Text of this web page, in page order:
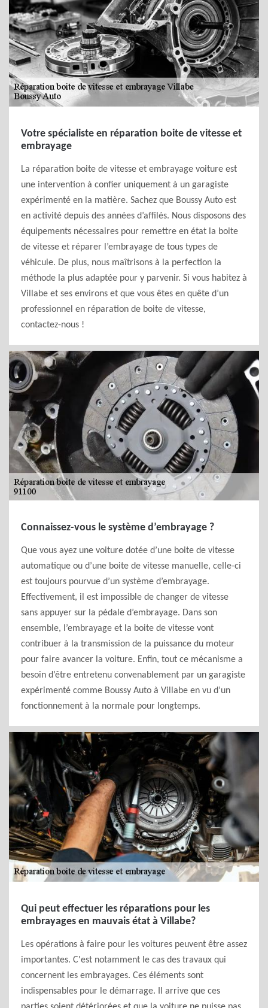
Votre spécialiste en réparation boite de vitesse et
embrayage
La réparation boite de vitesse et embrayage voiture est
une intervention à confier uniquement à un garagiste
expérimenté en la matière. Sachez que Boussy Auto est
en activité depuis des années d’affilés. Nous disposons des
équipements nécessaires pour remettre en état la boite
de vitesse et réparer l’embrayage de tous types de
véhicule. De plus, nous maîtrisons à la perfection la
méthode la plus adaptée pour y parvenir. Si vous habitez à
Villabe et ses environs et que vous êtes en quête d’un
professionnel en réparation de boite de vitesse,
contactez-nous !
Connaissez-vous le système d’embrayage ?
Que vous ayez une voiture dotée d’une boite de vitesse
automatique ou d’une boite de vitesse manuelle, celle-ci
est toujours pourvue d’un système d’embrayage.
Effectivement, il est impossible de changer de vitesse
sans appuyer sur la pédale d’embrayage. Dans son
ensemble, l’embrayage et la boite de vitesse vont
contribuer à la transmission de la puissance du moteur
pour faire avancer la voiture. Enfin, tout ce mécanisme a
besoin d’être entretenu convenablement par un garagiste
expérimenté comme Boussy Auto à Villabe en vu d’un
fonctionnement à la normale pour longtemps.
Qui peut effectuer les réparations pour les
embrayages en mauvais état à Villabe?
Les opérations à faire pour les voitures peuvent être assez
importantes. C'est notamment le cas des travaux qui
concernent les embrayages. Ces éléments sont
indispensables pour le démarrage. Il arrive que ces